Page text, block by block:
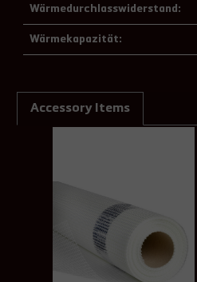
Wärmedurchlasswiderstand:
Wärmekapazität:
Accessory Items